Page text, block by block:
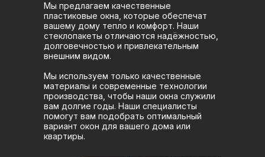
Мы предлагаем качественные
пластиковые окна, которые обеспечат
вашему дому тепло и комфорт. Наши
стеклопакеты отличаются надёжностью,
долговечностью и привлекательным
внешним видом.
Мы используем только качественные
материалы и современные технологии
производства, чтобы наши окна служили
вам долгие годы. Наши специалисты
помогут вам подобрать оптимальный
вариант окон для вашего дома или
квартиры.